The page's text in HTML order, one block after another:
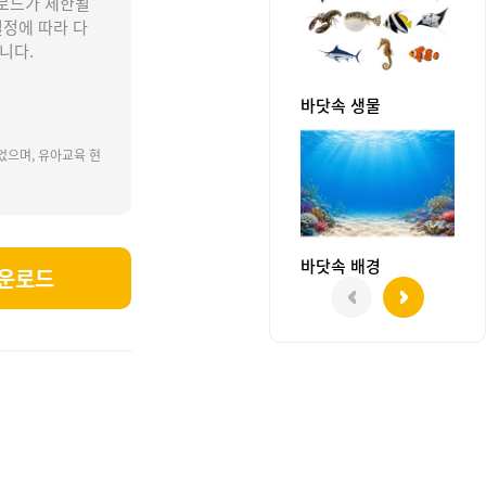
에 따라 다
다.
으며, 유아교육 현
로드
바닷속 생물
바닷속 배경